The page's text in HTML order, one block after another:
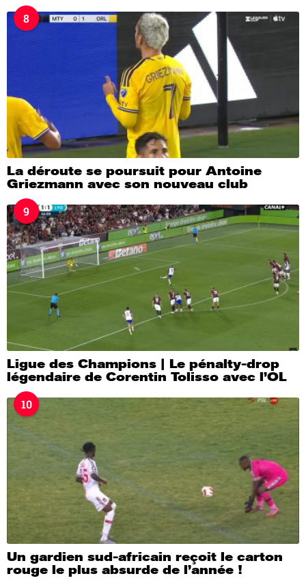
8
La déroute se poursuit pour Antoine
Griezmann avec son nouveau club
9
Ligue des Champions | Le pénalty-drop
légendaire de Corentin Tolisso avec l’OL
10
Un gardien sud-africain reçoit le carton
rouge le plus absurde de l’année !